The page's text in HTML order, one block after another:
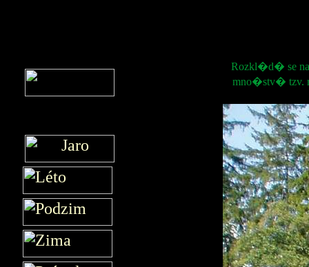
Rozkl�d� se na
mno�stv� tzv.